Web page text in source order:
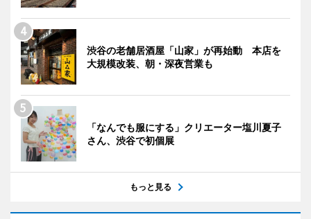
渋谷の老舗居酒屋「山家」が再始動 本店を
大規模改装、朝・深夜営業も
「なんでも服にする」クリエーター塩川夏子
さん、渋谷で初個展
もっと見る